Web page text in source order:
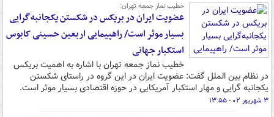
خطیب نماز جمعه تهران:
عضویت ایران در بریکس در شکستن یکجانبه‌گرایی
بسیار موثر است/ راهپیمایی اربعین حسینی کابوس
استکبار جهانی
خطیب نماز جمعه تهران با اشاره به اهمیت بریکس
در نظام بین الملل گفت: عضویت ایران در این گروه در راستای شکستن
یکجانبه گرایی و مهار استکبار آمریکایی در حوزه اقتصادی بسیار موثر است.
۳ شهریور ۰۲ - ۱۳:۵۵